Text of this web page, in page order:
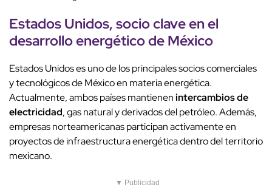
Estados Unidos,socio claveen el
desarrollo energético de México
Estados Unidos es uno de los principales socios comerciales
y tecnológicos de México en materia energética.
Actualmente, ambos países mantienenintercambios de
electricidad, gas natural y derivados del petróleo. Además,
empresas norteamericanas participan activamente en
proyectos de infraestructura energética dentro del territorio
mexicano.
▼ Publicidad